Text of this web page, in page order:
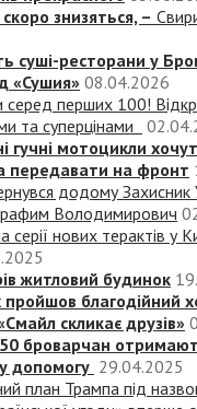
знизяться, –
суші-ресторани у
«Сушия» 08.04.2026
серед перших 100!
та суперцінами
гучні мотоцикли
передавати на фронт
додому Захисник
Володимирович
серії нових терактів у
житловий будинок
благодійний
скликає друзів»
броварчан
допомогу 29.04.2025
план Трампа під